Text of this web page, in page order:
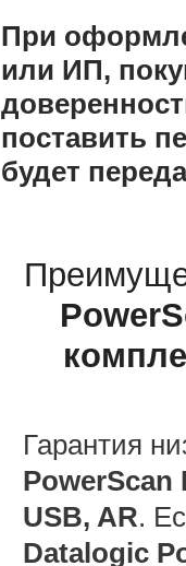
При
или ИП,
поставить
будет
Гарантия
PowerScan
USB, AR.
Datalogic